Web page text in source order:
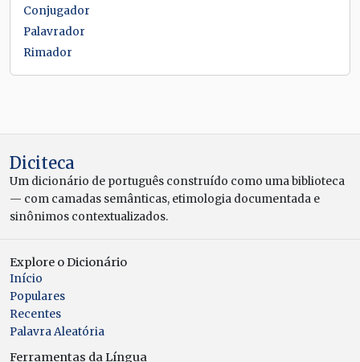
Conjugador
Palavrador
Rimador
Diciteca
Um dicionário de português construído como uma biblioteca
— com camadas semânticas, etimologia documentada e
sinônimos contextualizados.
Explore o Dicionário
Início
Populares
Recentes
Palavra Aleatória
Ferramentas da Língua